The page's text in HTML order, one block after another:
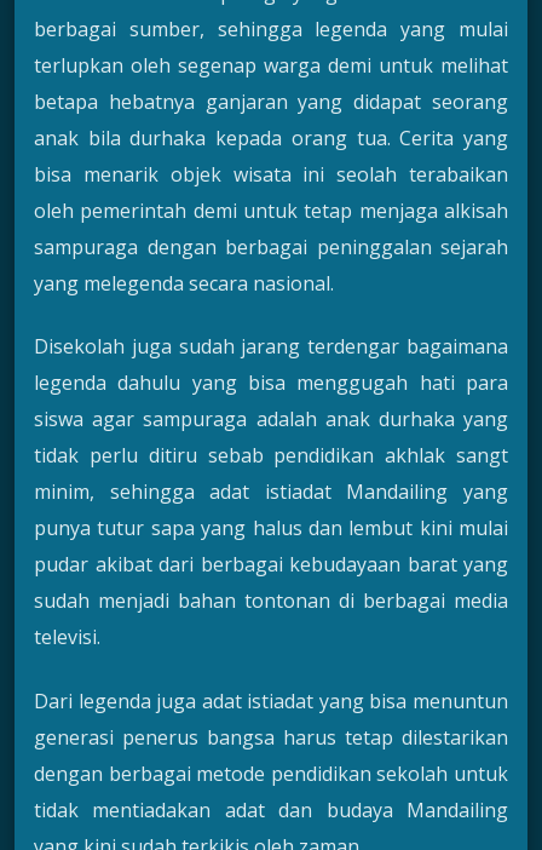
berbagai sumber, sehingga legenda yang mulai
terlupkan oleh segenap warga demi untuk melihat
betapa hebatnya ganjaran yang didapat seorang
anak bila durhaka kepada orang tua. Cerita yang
bisa menarik objek wisata ini seolah terabaikan
oleh pemerintah demi untuk tetap menjaga alkisah
sampuraga dengan berbagai peninggalan sejarah
yang melegenda secara nasional.
Disekolah juga sudah jarang terdengar bagaimana
legenda dahulu yang bisa menggugah hati para
siswa agar sampuraga adalah anak durhaka yang
tidak perlu ditiru sebab pendidikan akhlak sangt
minim, sehingga adat istiadat Mandailing yang
punya tutur sapa yang halus dan lembut kini mulai
pudar akibat dari berbagai kebudayaan barat yang
sudah menjadi bahan tontonan di berbagai media
televisi.
Dari legenda juga adat istiadat yang bisa menuntun
generasi penerus bangsa harus tetap dilestarikan
dengan berbagai metode pendidikan sekolah untuk
tidak mentiadakan adat dan budaya Mandailing